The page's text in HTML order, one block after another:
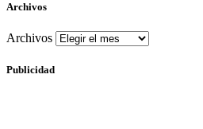
Archivos
Archivos
Publicidad